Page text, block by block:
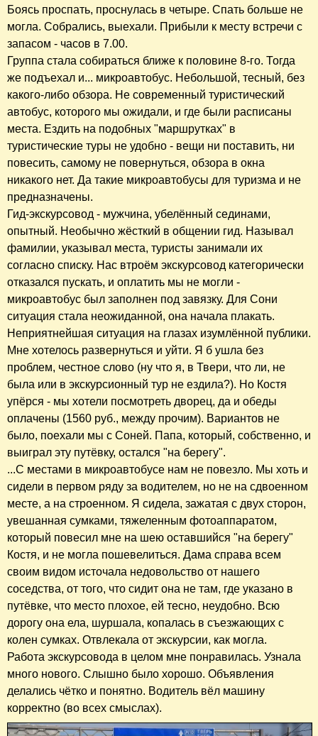
Боясь проспать, проснулась в четыре. Спать больше не
могла. Собрались, выехали. Прибыли к месту встречи с
запасом - часов в 7.00.
Группа стала собираться ближе к половине 8-го. Тогда
же подъехал и... микроавтобус. Небольшой, тесный, без
какого-либо обзора. Не современный туристический
автобус, которого мы ожидали, и где были расписаны
места. Ездить на подобных "маршрутках" в
туристические туры не удобно - вещи ни поставить, ни
повесить, самому не повернуться, обзора в окна
никакого нет. Да такие микроавтобусы для туризма и не
предназначены.
Гид-экскурсовод - мужчина, убелённый сединами,
опытный. Необычно жёсткий в общении гид. Называл
фамилии, указывал места, туристы занимали их
согласно списку. Нас втроём экскурсовод категорически
отказался пускать, и оплатить мы не могли -
микроавтобус был заполнен под завязку. Для Сони
ситуация стала неожиданной, она начала плакать.
Неприятнейшая ситуация на глазах изумлённой публики.
Мне хотелось развернуться и уйти. Я б ушла без
проблем, честное слово (ну что я, в Твери, что ли, не
была или в экскурсионный тур не ездила?). Но Костя
упёрся - мы хотели посмотреть дворец, да и обеды
оплачены (1560 руб., между прочим). Вариантов не
было, поехали мы с Соней. Папа, который, собственно, и
выиграл эту путёвку, остался "на берегу".
...С местами в микроавтобусе нам не повезло. Мы хоть и
сидели в первом ряду за водителем, но не на сдвоенном
месте, а на строенном. Я сидела, зажатая с двух сторон,
увешанная сумками, тяжеленным фотоаппаратом,
который повесил мне на шею оставшийся "на берегу"
Костя, и не могла пошевелиться. Дама справа всем
своим видом источала недовольство от нашего
соседства, от того, что сидит она не там, где указано в
путёвке, что место плохое, ей тесно, неудобно. Всю
дорогу она ела, шуршала, копалась в съезжающих с
колен сумках. Отвлекала от экскурсии, как могла.
Работа экскурсовода в целом мне понравилась. Узнала
много нового. Слышно было хорошо. Объявления
делались чётко и понятно. Водитель вёл машину
корректно (во всех смыслах).